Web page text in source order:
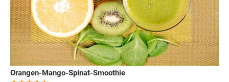
Orangen-Mango-Spinat-Smoothie